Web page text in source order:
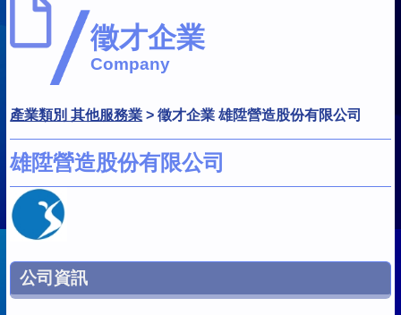
徵才企業
Company
產業類別 其他服務業 >徵才企業 雄陞營造股份有限公司
雄陞營造股份有限公司
公司資訊